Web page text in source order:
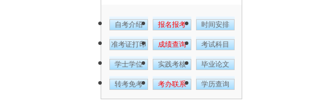
自考介绍 报名报考 时间安排
准考证打印 成绩查询 考试科目
学士学位 实践考核 毕业论文
转考免考 考办联系 学历查询